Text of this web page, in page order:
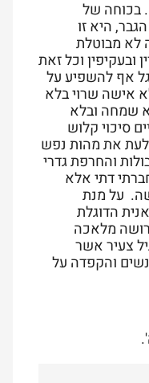
בכוחה של
היא זו
לא מבוטלת
ובעקיפין וכל זאת
אף להשפיע על
אישה שרוי בלא
שמחה ובלא
סיכוי קלוש
את מהות נפש
והחרפת גדרי
דתי אלא
על מנת
הדוגלת
מלאכה
צעיר אשר
והקפדה על